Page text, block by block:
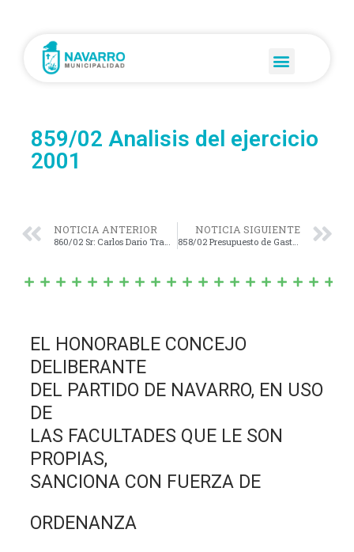
859/02 Analisis del ejercicio
2001
NOTICIA ANTERIOR
860/02 Sr: Carlos Dario Tramet
NOTICIA SIGUIENTE
858/02 Presupuesto de Gastos del ejercicio 2002
EL HONORABLE CONCEJO
DELIBERANTE
DEL PARTIDO DE NAVARRO, EN USO
DE
LAS FACULTADES QUE LE SON
PROPIAS,
SANCIONA CON FUERZA DE
ORDENANZA